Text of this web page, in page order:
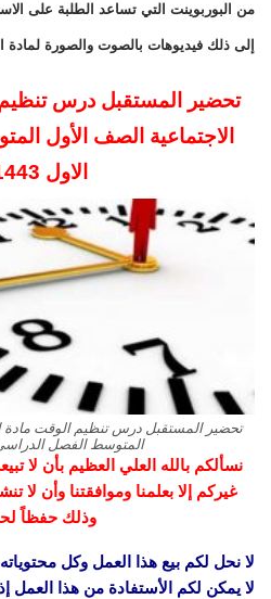
من البوربوينت التي تساعد الطلبة على
إلى ذلك فيديوهات بالصوت والصورة لمادة
تحضير المستقبل درس
الاجتماعية الصف الأول
الاول 1443 هـ
تحضير المستقبل درس تنظيم الوقت مادة
المتوسط الفصل الدراسي
نسألكم بالله العلي العظيم بأن لا
غيركم إلا بعلمنا وموافقتنا وأن
وذلك حفظاً
لا نحل لكم بيع هذا العمل وكل
لا يمكن لكم الأستفادة من هذا العمل